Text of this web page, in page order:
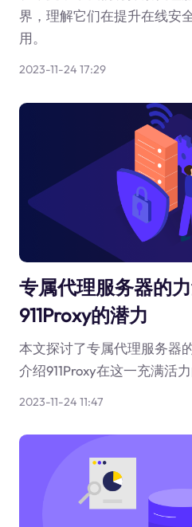
界，理解它们在提升在线安
用。
2023-11-24 17:29
专属代理服务器的
911Proxy的潜力
本文探讨了专属代理服务器
介绍911Proxy在这一充满活
2023-11-24 11:47